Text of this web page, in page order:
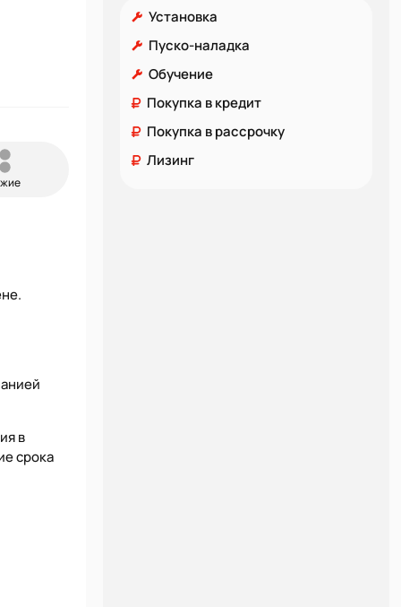
в
срока
Установка
Пуско-наладка
Обучение
Покупка в кредит
Покупка в рассрочку
Лизинг